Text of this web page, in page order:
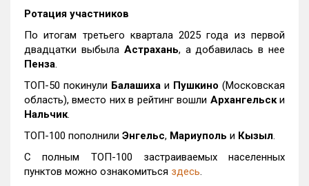
Ротация участников
По итогам третьего квартала 2025 года из первой
двадцатки выбыла Астрахань, а добавилась в нее
Пенза.
ТОП-50 покинули Балашиха и Пушкино (Московская
область), вместо них в рейтинг вошли Архангельски
Нальчик.
ТОП-100 пополнили Энгельс, Мариуполь и Кызыл.
С полным ТОП-100 застраиваемых населенных
пунктов можно ознакомиться здесь.